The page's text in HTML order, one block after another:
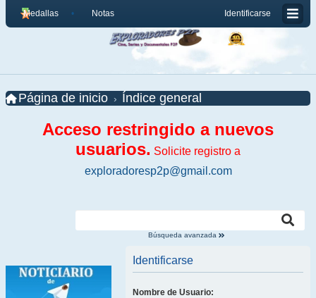
Identificarse
Medallas Notas
Página de inicio Índice general
Acceso restringido a nuevos
usuarios. Solicite registro a
exploradoresp2p@gmail.com
Búsqueda avanzada
Identificarse
Nombre de Usuario: